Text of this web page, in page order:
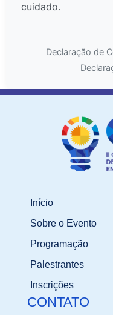
cuidado.
Declaração de
Início
Sobre o Evento
Programação
Palestrantes
Inscrições
CONTATO